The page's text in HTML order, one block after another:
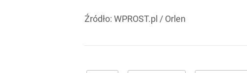
Źródło: WPROST.pl / Orlen